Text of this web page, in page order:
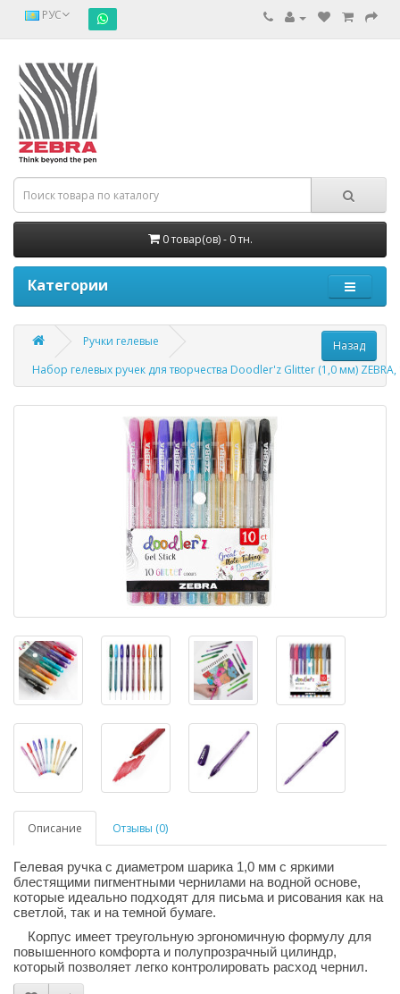
РУС
0 товар(ов) - 0 тн.
Категории
Ручки гелевые
Набор гелевых ручек для творчества Doodler'z Glitter (1,0 мм)
Описание Отзывы (0)
Гелевая ручка с диаметром шарика 1,0 мм с яркими
блестящими пигментными чернилами на водной основе,
которые идеально подходят для письма и рисования как на
светлой, так и на темной бумаге.
Корпус имеет треугольную эргономичную формулу для
повышенного комфорта и полупрозрачный цилиндр,
который позволяет легко контролировать расход чернил.